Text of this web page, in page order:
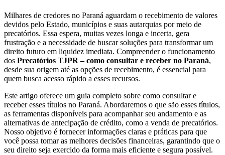
Milhares de credores no Paraná aguardam o recebimento de valores
devidos pelo Estado, municípios e suas autarquias por meio de
precatórios. Essa espera, muitas vezes longa e incerta, gera
frustração e a necessidade de buscar soluções para transformar um
direito futuro em liquidez imediata. Compreender o funcionamento
dos Precatórios TJPR – como consultar e receber no Paraná,
desde sua origem até as opções de recebimento, é essencial para
quem busca acesso rápido a esses recursos.
Este artigo oferece um guia completo sobre como consultar e
receber esses títulos no Paraná. Abordaremos o que são esses títulos,
as ferramentas disponíveis para acompanhar seu andamento e as
alternativas de antecipação de crédito, como a venda de precatórios.
Nosso objetivo é fornecer informações claras e práticas para que
você possa tomar as melhores decisões financeiras, garantindo que o
seu direito seja exercido da forma mais eficiente e segura possível.